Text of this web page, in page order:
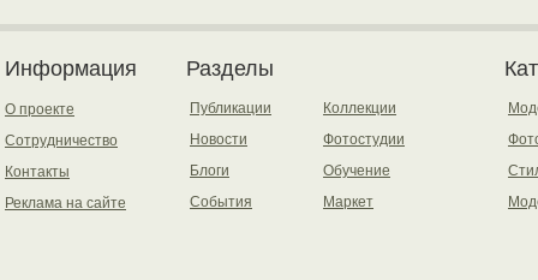
Информация
О проекте
Сотрудничество
Контакты
Реклама на сайте
Разделы
Публикации
Новости
Блоги
События
Коллекции
Фотостудии
Обучение
Маркет